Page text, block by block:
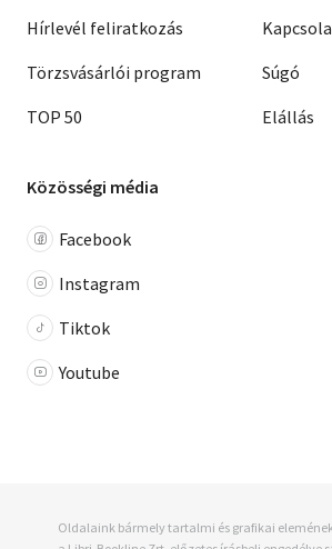
Hírlevél feliratkozás
Törzsvásárlói program
TOP 50
Súgó
Elállás
Közösségi média
Facebook
Instagram
Tiktok
Youtube
Oldalaink bármely tartalmi és grafikai